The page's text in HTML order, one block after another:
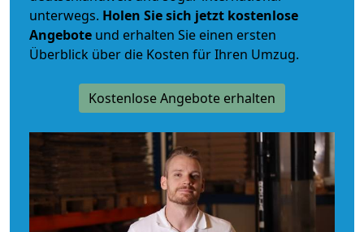
unterwegs. Holen Sie sich jetzt kostenlose
Angebote und erhalten Sie einen ersten
Überblick über die Kosten für Ihren Umzug.
Kostenlose Angebote erhalten